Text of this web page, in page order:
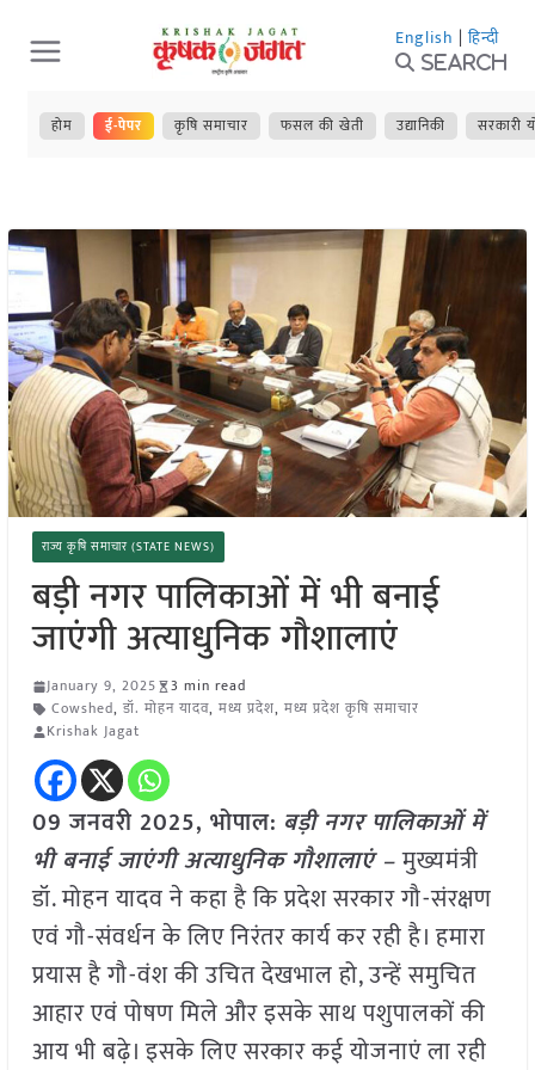
Skip
to
content
English | हिन्दी
Search
होम ई-पेपर कृषि समाचार फसल की खेती उद्यानिकी सरकारी
राज्य कृषि समाचार (STATE NEWS)
बड़ी नगर पालिकाओं में भी बनाई
जाएंगी अत्याधुनिक गौशालाएं
January 9, 2025
3 min read
Cowshed, डॉ. मोहन यादव, मध्य प्रदेश, मध्य प्रदेश कृषि समाचार
Krishak Jagat
09 जनवरी 2025, भोपाल: बड़ीनगर पालिकाओं में
भी बनाई जाएंगी अत्याधुनिक गौशालाएं –मुख्यमंत्री
डॉ. मोहन यादव ने कहा है कि प्रदेश सरकार गौ-संरक्षण
एवं गौ-संवर्धन के लिए निरंतर कार्य कर रही है। हमारा
प्रयास है गौ-वंश की उचित देखभाल हो, उन्हें समुचित
आहार एवं पोषण मिले और इसके साथ पशुपालकों की
आय भी बढ़े। इसके लिए सरकार कई योजनाएं ला रही